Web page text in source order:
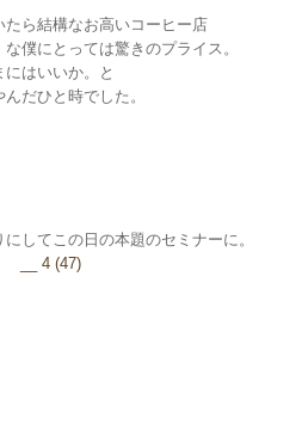
ら結構なお高いコーヒー店
僕にとっては驚きのプライス。
はいいか。と
だひと時でした。
してこの日の本題のセミナーに。